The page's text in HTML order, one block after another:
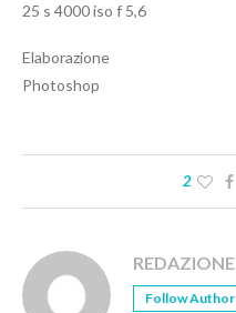
25 s 4000 iso f 5,6
Elaborazione
Photoshop
2
REDAZIONE
Follow Author